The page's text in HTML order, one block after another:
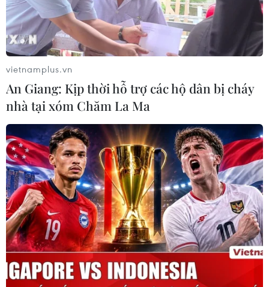
Hội đồng nhân dân tỉnh Khánh Hòa vừa thông qua
Nghị quyết về việc quy định mức thu, nộp, quản lý và sử
dụng phí tham quan Khu di tích lịch sử-văn hóa Tháp Bà
Ponagar và danh lam thắng cảnh Hòn Chồng.
Quyến rũ vũ điệu Chăm dưới chân
vietnamplus.vn
An Giang: Kịp thời hỗ trợ các hộ dân bị cháy
nhà tại xóm Chăm La Ma